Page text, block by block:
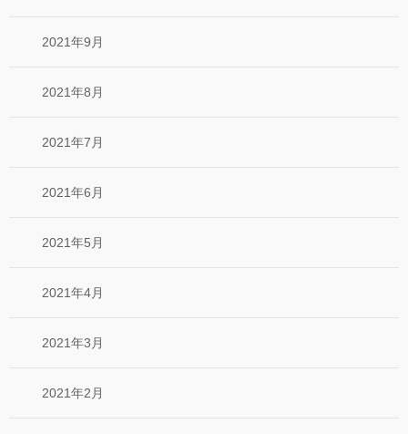
2021年9月
2021年8月
2021年7月
2021年6月
2021年5月
2021年4月
2021年3月
2021年2月